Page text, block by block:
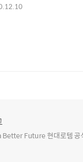
Future 현대로템 공